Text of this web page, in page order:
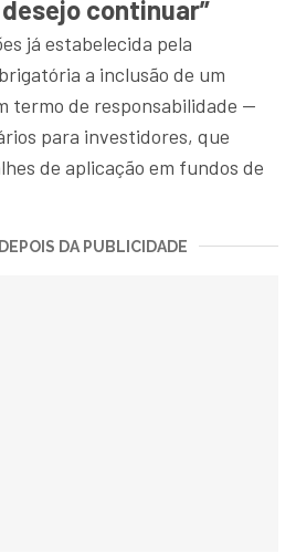
continuar”
já estabelecida pela
a inclusão de um
termo de responsabilidade —
para investidores, que
de aplicação em fundos de
DA PUBLICIDADE